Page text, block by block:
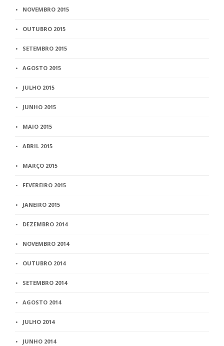
NOVEMBRO 2015
OUTUBRO 2015
SETEMBRO 2015
AGOSTO 2015
JULHO 2015
JUNHO 2015
MAIO 2015
ABRIL 2015
MARÇO 2015
FEVEREIRO 2015
JANEIRO 2015
DEZEMBRO 2014
NOVEMBRO 2014
OUTUBRO 2014
SETEMBRO 2014
AGOSTO 2014
JULHO 2014
JUNHO 2014